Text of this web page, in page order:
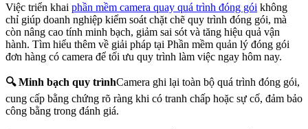
Việc triển khai phần mềm camera quay quá trình đóng gói không
chỉ giúp doanh nghiệp kiểm soát chặt chẽ quy trình đóng gói, mà
còn nâng cao tính minh bạch, giảm sai sót và tăng hiệu quả vận
hành. Tìm hiểu thêm về giải pháp tại Phần mềm quản lý đóng gói
đơn hàng có camera để tối ưu quy trình làm việc ngay hôm nay.
🔍 Minh bạch quy trìnhCamera ghi lại toàn bộ quá trình đóng gói,
cung cấp bằng chứng rõ ràng khi có tranh chấp hoặc sự cố, đảm bảo
công bằng trong đánh giá.